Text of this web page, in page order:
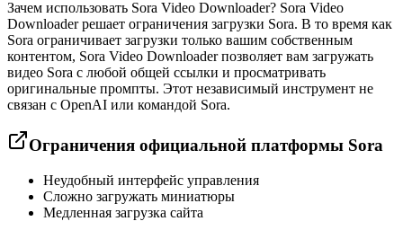
Зачем использовать Sora Video Downloader? Sora Video
Downloader решает ограничения загрузки Sora. В то время как
Sora ограничивает загрузки только вашим собственным
контентом, Sora Video Downloader позволяет вам загружать
видео Sora с любой общей ссылки и просматривать
оригинальные промпты. Этот независимый инструмент не
связан с OpenAI или командой Sora.
Ограничения официальной платформы Sora
Неудобный интерфейс управления
Сложно загружать миниатюры
Медленная загрузка сайта